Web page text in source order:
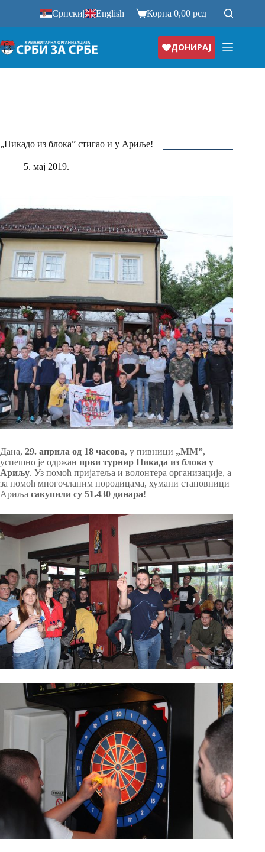
Српски| English Корпа0,00рсд
ДОНИРАЈ
„Пикадо из блока” стигао и у Ариље!
5. мај 2019.
Дана, 29. априла од 18 часова, у пивници „ММ”,
успешно је одржан први турнир Пикада из блока у
Ариљу. Уз помоћ пријатеља и волонтера организације, а
за помоћ многочланим породицама, хумани становници
Ариља сакупили су 51.430 динара!